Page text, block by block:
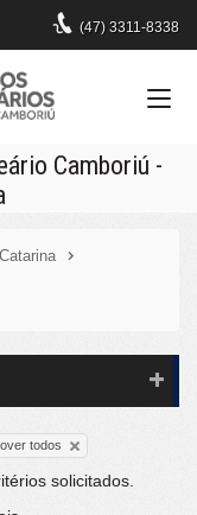
(47) 3311-8338
Camboriú -
todos
solicitados.